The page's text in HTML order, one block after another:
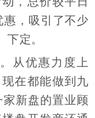
，吸引了不少
定。
从优惠力度上
在都能做到九
新盘的置业顾